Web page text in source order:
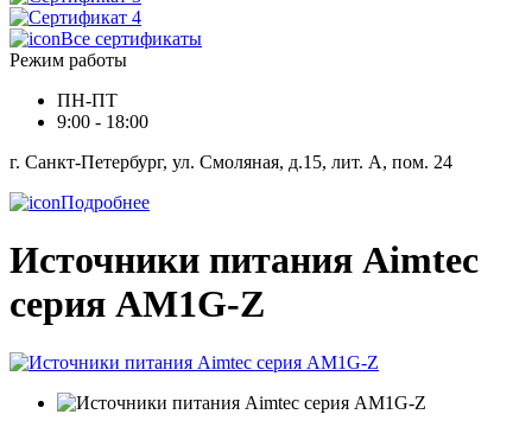
Все сертификаты
Режим работы
ПН-ПТ
9:00 - 18:00
г. Санкт-Петербург, ул. Смоляная, д.15, лит. А, пом. 24
Подробнее
Источники питания Aimtec
серия AM1G-Z